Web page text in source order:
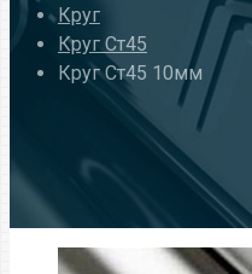
Круг
Круг Ст45
Круг Ст45 10мм